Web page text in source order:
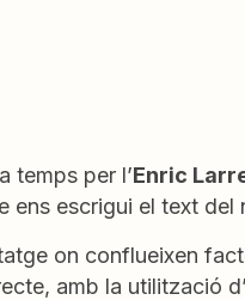
temps per l’Enric
ens escrigui el text
on conflueixen
amb la utilització